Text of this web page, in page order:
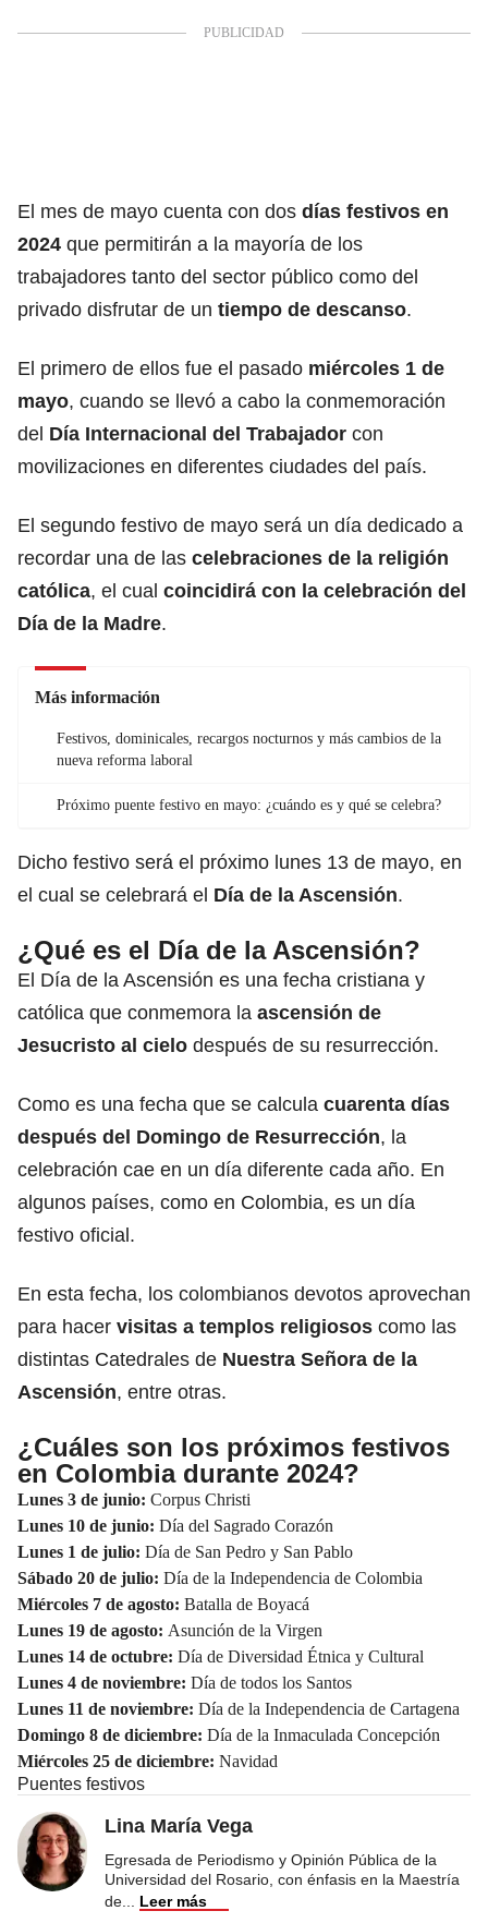
El mes de mayo cuenta con dos días festivos en
2024 que permitirán a la mayoría de los
trabajadores tanto del sector público como del
privado disfrutar de un tiempo de descanso.
El primero de ellos fue el pasado miércoles 1 de
mayo, cuando se llevó a cabo la conmemoración
del Día Internacional del Trabajador con
movilizaciones en diferentes ciudades del país.
El segundo festivo de mayo será un día dedicado a
recordar una de las celebraciones de la religión
católica, el cual coincidirá con la celebración del
Día de la Madre.
Más información
Festivos, dominicales, recargos nocturnos y más cambios de la
nueva reforma laboral
Próximo puente festivo en mayo: ¿cuándo es y qué se celebra?
Dicho festivo será el próximo lunes 13 de mayo, en
el cual se celebrará el Día de la Ascensión.
¿Qué es el Día de la Ascensión?
El Día de la Ascensión es una fecha cristiana y
católica que conmemora la ascensión de
Jesucristo al cielo después de su resurrección.
Como es una fecha que se calcula cuarenta días
después del Domingo de Resurrección, la
celebración cae en un día diferente cada año. En
algunos países, como en Colombia, es un día
festivo oficial.
En esta fecha, los colombianos devotos aprovechan
para hacer visitas a templos religiosos como las
distintas Catedrales de Nuestra Señora de la
Ascensión, entre otras.
¿Cuáles son los próximos festivos
en Colombia durante 2024?
Lunes 3 de junio: Corpus Christi
Lunes 10 de junio: Día del Sagrado Corazón
Lunes 1 de julio: Día de San Pedro y San Pablo
Sábado 20 de julio: Día de la Independencia de Colombia
Miércoles 7 de agosto: Batalla de Boyacá
Lunes 19 de agosto: Asunción de la Virgen
Lunes 14 de octubre: Día de Diversidad Étnica y Cultural
Lunes 4 de noviembre: Día de todos los Santos
Lunes 11 de noviembre: Día de la Independencia de Cartagena
Domingo 8 de diciembre: Día de la Inmaculada Concepción
Miércoles 25 de diciembre: Navidad
Puentes festivos
Lina María Vega
Egresada de Periodismo y Opinión Pública de la
Universidad del Rosario, con énfasis en la Maestría
de
Leer más